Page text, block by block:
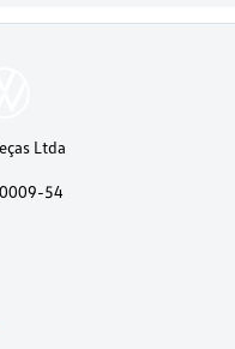
Ltda
54